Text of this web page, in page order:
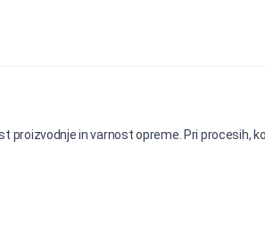
in varnost opreme. Pri procesih,